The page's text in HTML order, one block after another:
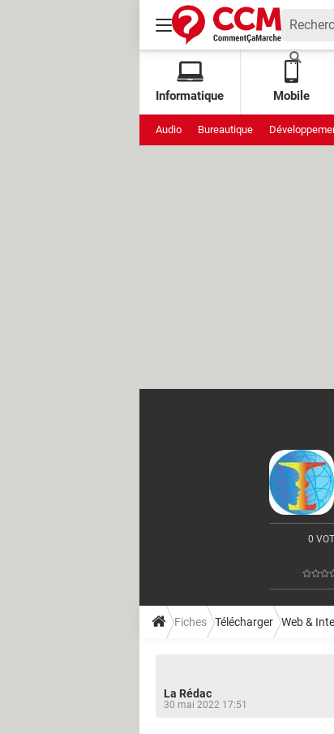
Informatique Mobile
Audio Bureautique
0
Fiches Télécharger Web &
La Rédac
30 mai 2022 17:51